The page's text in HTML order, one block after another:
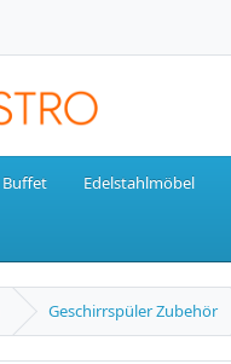
Buffet Edelstahlmöbel
Geschirrspüler Zubehör